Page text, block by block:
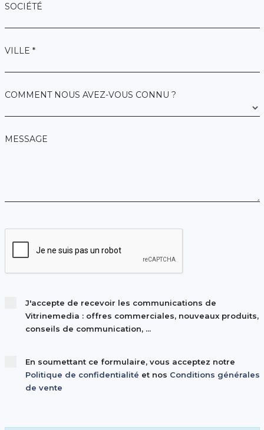
SOCIÉTÉ
VILLE *
COMMENT NOUS AVEZ-VOUS CONNU ?
MESSAGE
J'accepte de recevoir les communications de
Vitrinemedia : offres commerciales, nouveaux produits,
conseils de communication, ...
En soumettant ce formulaire, vous acceptez notre
Politique de confidentialité et nos Conditions générales
de vente